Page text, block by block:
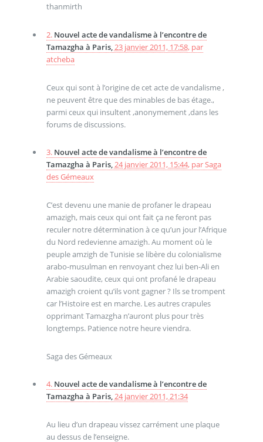
thanmirth
2. Nouvel acte de vandalisme à l’encontre de
Tamazgha à Paris,23 janvier 2011, 17:58, par
atcheba
Ceux qui sont à l’origine de cet acte de vandalisme ,
ne peuvent être que des minables de bas étage.,
parmi ceux qui insultent ,anonymement ,dans les
forums de discussions.
3. Nouvel acte de vandalisme à l’encontre de
Tamazgha à Paris,24 janvier 2011, 15:44, parSaga
des Gémeaux
C’est devenu une manie de profaner le drapeau
amazigh, mais ceux qui ont fait ça ne feront pas
reculer notre détermination à ce qu’un jour l’Afrique
du Nord redevienne amazigh. Au moment où le
peuple amzigh de Tunisie se libère du colonialisme
arabo-musulman en renvoyant chez lui ben-Ali en
Arabie saoudite, ceux qui ont profané le drapeau
amazigh croient qu’ils vont gagner ? Ils se trompent
car l’Histoire est en marche. Les autres crapules
opprimant Tamazgha n’auront plus pour très
longtemps. Patience notre heure viendra.
Saga des Gémeaux
4. Nouvel acte de vandalisme à l’encontre de
Tamazgha à Paris,24 janvier 2011, 21:34
Au lieu d’un drapeau vissez carrément une plaque
au dessus de l’enseigne.